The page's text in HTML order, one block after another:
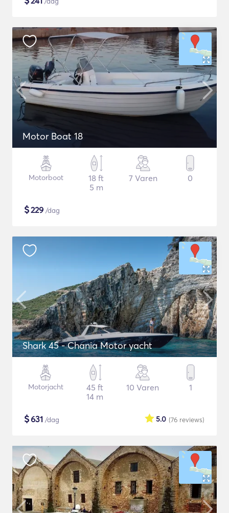
Motor Boat 18
Motorboot
18 ft
5 m
7 Varen 0
$229 /dag
Shark 45 - Chania Motor yacht
Motorjacht
45 ft
14 m
10 Varen 1
$631 /dag (76 reviews)
5.0